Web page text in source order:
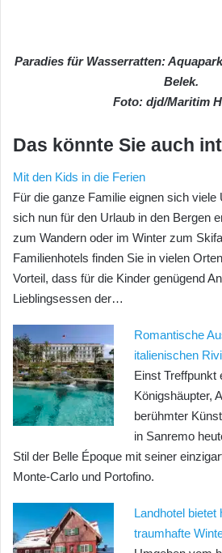
Paradies für Wasserratten:
Belek.
Foto: djd/Maritim
Das könnte Sie auch
Mit den Kids in die Ferien
Für die ganze Familie eignen sich viele
sich nun für den Urlaub in den Bergen
zum Wandern oder im Winter zum
Familienhotels finden Sie in vielen
Vorteil, dass für die Kinder genügend
Lieblingsessen der…
Romantische
italienischen
Einst Treffpunkt
Königshäupter,
berühmter
in Sanremo
Stil der Belle Époque mit seiner
Monte-Carlo und Portofino.
Landhotel
traumhafte